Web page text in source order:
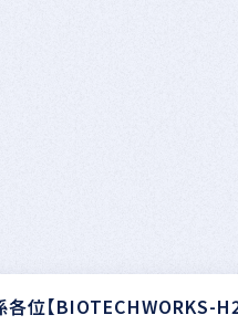
位【BIOTECHWORKS-